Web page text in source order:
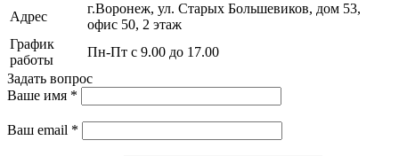
Адрес
г.Воронеж, ул. Старых Большевиков, дом 53,
офис 50, 2 этаж
График
работы
Пн-Пт с 9.00 до 17.00
Задать вопрос
Ваше имя *
Ваш email *